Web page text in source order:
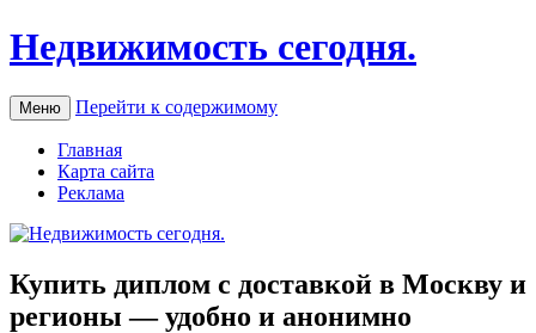
Недвижимость сегодня.
Меню Перейти к содержимому
Главная
Карта сайта
Реклама
Купить диплом с доставкой в Москву и
регионы — удобно и анонимно